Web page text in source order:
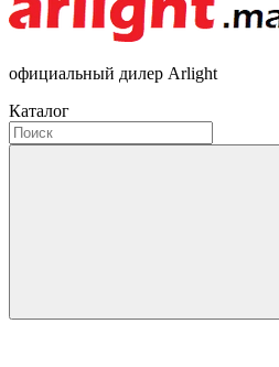
официальный дилер Arlight
Каталог